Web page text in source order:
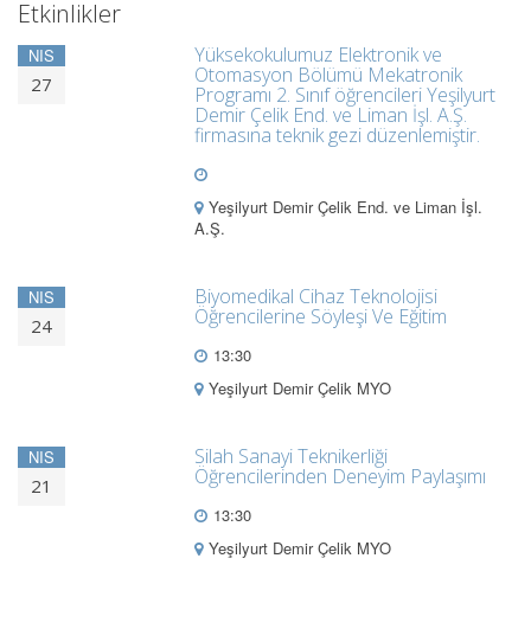
Etkinlikler
NIS
27
Yüksekokulumuz Elektronik ve
Otomasyon Bölümü Mekatronik
Programı 2. Sınıf öğrencileri Yeşilyurt
Demir Çelik End. ve Liman İşl. A.Ş.
firmasına teknik gezi düzenlemiştir.
Yeşilyurt Demir Çelik End. ve Liman İşl.
A.Ş.
NIS
24
Biyomedikal Cihaz Teknolojisi
Öğrencilerine Söyleşi Ve Eğitim
13:30
Yeşilyurt Demir Çelik MYO
NIS
21
Silah Sanayi Teknikerliği
Öğrencilerinden Deneyim Paylaşımı
13:30
Yeşilyurt Demir Çelik MYO